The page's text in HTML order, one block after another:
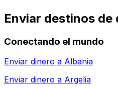
Enviar destinos de
Conectando el mundo
Enviar dinero a Albania
Enviar dinero a Argelia